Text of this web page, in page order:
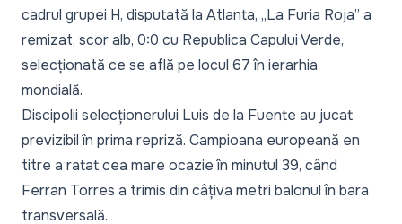
cadrul grupei H, disputată la Atlanta, „La Furia Roja” a
remizat, scor alb, 0:0 cu Republica Capului Verde,
selecționată ce se află pe locul 67 în ierarhia
mondială.
Discipolii selecționerului Luis de la Fuente au jucat
previzibil în prima repriză. Campioana europeană en
titre a ratat cea mare ocazie în minutul 39, când
Ferran Torres a trimis din câțiva metri balonul în bara
transversală.